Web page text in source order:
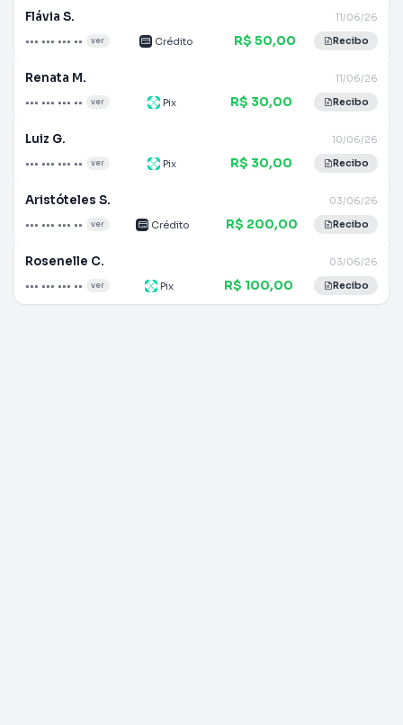
Flávia S.
••• ••• ••• •• ver
11/06/26
Crédito R$ 50,00 Recibo
Renata M.
••• ••• ••• •• ver
11/06/26
Pix R$ 30,00 Recibo
Luiz G.
••• ••• ••• •• ver
10/06/26
Pix R$ 30,00 Recibo
Aristóteles S.
••• ••• ••• •• ver
03/06/26
Crédito R$ 200,00 Recibo
Rosenelle C.
••• ••• ••• •• ver
03/06/26
Pix R$ 100,00 Recibo